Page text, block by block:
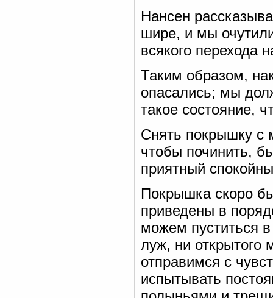
Нансен
шире, и мы
всякого перехода
Таким образом,
опасались; мы
такое состояние,
Снять покрышку с
чтобы починить,
приятный
Покрышка скоро
приведены в
можем пуститься
луж, ни открытого
отправимся с
испытывать